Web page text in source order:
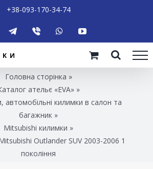
+38-093-170-34-74
Головна сторінка »
ательє «EVA»»
автомобільні килимки в салон та
багажник »
Mitsubishi килимки »
Outlander SUV 2003-2006 1
покоління